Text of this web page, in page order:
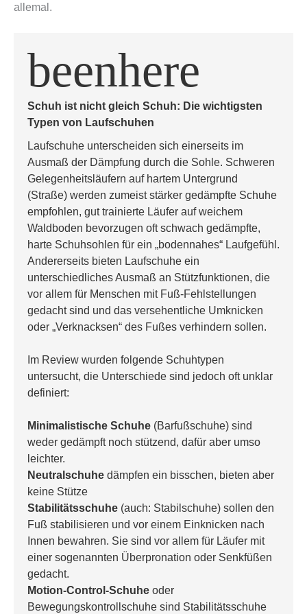
allemal.
beenhere
Schuh ist nicht gleich Schuh: Die wichtigsten
Typen von Laufschuhen
Laufschuhe unterscheiden sich einerseits im
Ausmaß der Dämpfung durch die Sohle. Schweren
Gelegenheitsläufern auf hartem Untergrund
(Straße) werden zumeist stärker gedämpfte Schuhe
empfohlen, gut trainierte Läufer auf weichem
Waldboden bevorzugen oft schwach gedämpfte,
harte Schuhsohlen für ein „bodennahes“ Laufgefühl.
Andererseits bieten Laufschuhe ein
unterschiedliches Ausmaß an Stützfunktionen, die
vor allem für Menschen mit Fuß-Fehlstellungen
gedacht sind und das versehentliche Umknicken
oder „Verknacksen“ des Fußes verhindern sollen.
Im Review wurden folgende Schuhtypen
untersucht, die Unterschiede sind jedoch oft unklar
definiert:
Minimalistische Schuhe (Barfußschuhe) sind
weder gedämpft noch stützend, dafür aber umso
leichter.
Neutralschuhe dämpfen ein bisschen, bieten aber
keine Stütze
Stabilitätsschuhe (auch: Stabilschuhe) sollen den
Fuß stabilisieren und vor einem Einknicken nach
Innen bewahren. Sie sind vor allem für Läufer mit
einer sogenannten Überpronation oder Senkfüßen
gedacht.
Motion-Control-Schuhe oder
Bewegungskontrollschuhe sind Stabilitätsschuhe